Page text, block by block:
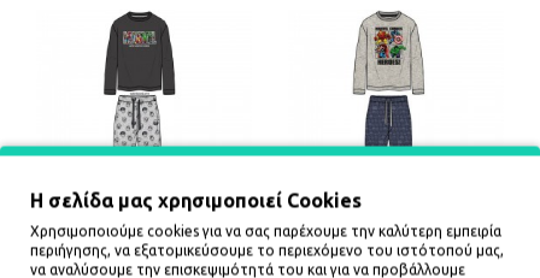
Marvel Avengers adult
pyjama cotton 8 Τεμ.
Marvel Avengers adult
pyjama cotton 8 Τεμ.
Η σελίδα μας χρησιμοποιεί Cookies
Χρησιμοποιούμε cookies για να σας παρέχουμε την καλύτερη εμπειρία
περιήγησης, να εξατομικεύσουμε το περιεχόμενο του ιστότοπού μας,
να αναλύσουμε την επισκεψιμότητά του και για να προβάλλουμε